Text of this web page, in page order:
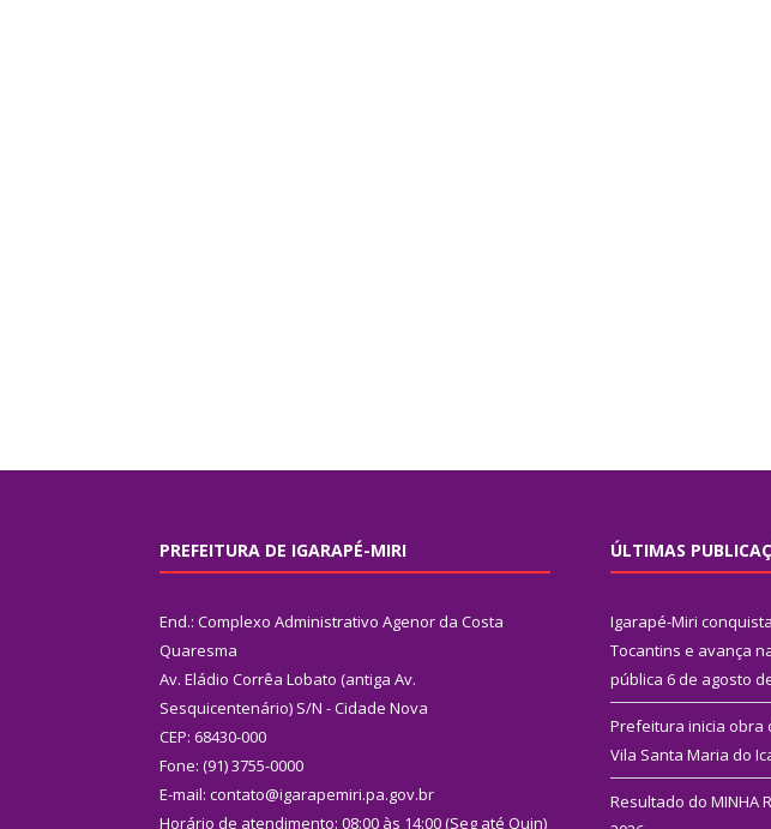
PREFEITURA DE IGARAPÉ-MIRI
End.: Complexo Administrativo Agenor da Costa
Quaresma
Av. Eládio Corrêa Lobato (antiga Av.
Sesquicentenário) S/N - Cidade Nova
CEP: 68430-000
Fone: (91) 3755-0000
E-mail: contato@igarapemiri.pa.gov.br
Horário de atendimento: 08:00 às 14:00 (Seg até Quin)
ÚLTIMAS
Igarapé-Miri
Tocantins e avança
pública 6 de agosto
Prefeitura inicia obra
Vila Santa Maria do
Resultado do MINHA